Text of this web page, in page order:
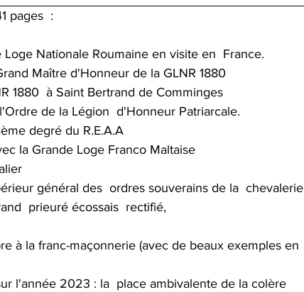
pages  :
Nationale Roumaine en visite en  France.
Maître d'Honneur de la GLNR 1880
1880  à Saint Bertrand de Comminges
de la Légion  d'Honneur Patriarcale.
degré du R.E.A.A
la Grande Loge Franco Maltaise
général des  ordres souverains de la  chevalerie
prieuré écossais  rectifié,
à la franc-maçonnerie (avec de beaux exemples en
l'année 2023 : la  place ambivalente de la colère